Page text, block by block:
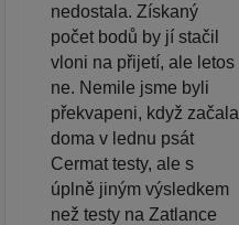
nedostala. Získaný
počet bodů by jí stačil
vloni na přijetí, ale letos
ne. Nemile jsme byli
překvapeni, když začala
doma v lednu psát
Cermat testy, ale s
úplně jiným výsledkem
než testy na Zatlance